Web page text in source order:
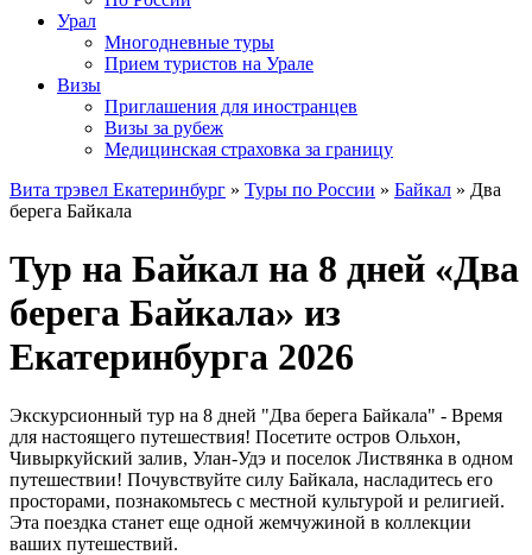
Урал
Многодневные туры
Прием туристов на Урале
Визы
Приглашения для иностранцев
Визы за рубеж
Медицинская страховка за границу
Вита трэвел Екатеринбург » Туры по России » Байкал » Два
берега Байкала
Тур на Байкал на 8 дней «Два
берега Байкала» из
Екатеринбурга 2026
Экскурсионный тур на 8 дней "Два берега Байкала" - Время
для настоящего путешествия! Посетите остров Ольхон,
Чивыркуйский залив, Улан-Удэ и поселок Листвянка в одном
путешествии! Почувствуйте силу Байкала, насладитесь его
просторами, познакомьтесь с местной культурой и религией.
Эта поездка станет еще одной жемчужиной в коллекции
ваших путешествий.